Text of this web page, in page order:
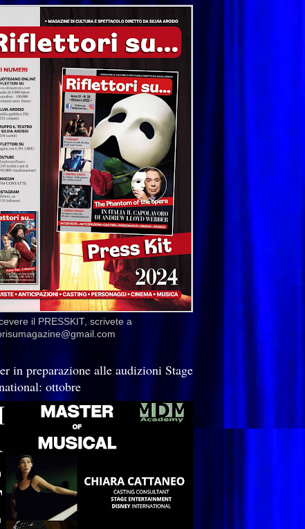
il PRESSKIT, scrivete a
in preparazione alle audizioni Stage
ottobre